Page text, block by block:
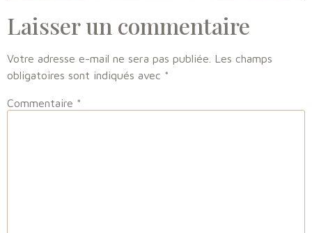
Laisser un commentaire
Votre adresse e-mail ne sera pas publiée. Les champs
obligatoires sont indiqués avec *
Commentaire *